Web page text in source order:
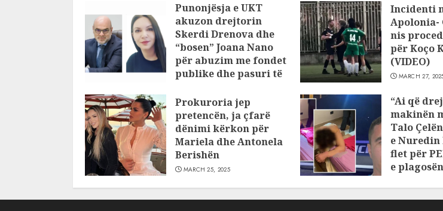
Punonjësja e UKT
akuzon drejtorin
Skerdi Drenova dhe
“bosen” Joana Nano
për abuzim me fondet
publike dhe pasuri të
JULY 24, 2025
Incidenti
Apolonia-
nis
për Koço
(VIDEO)
MARCH 27,
Prokuroria jep
pretencën, ja çfarë
dënimi kërkon për
Mariela dhe Antonela
Berishën
MARCH 25, 2025
“Ai që
makinën
Talo
e
flet për
e